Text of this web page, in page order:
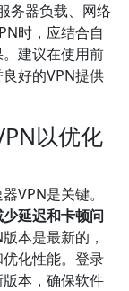
务器负载、网络
时，应结合自
建议在使用前
好的VPN提供
以优化
VPN是关键。
延迟和卡顿问
本是最新的，
化性能。登录
本，确保软件